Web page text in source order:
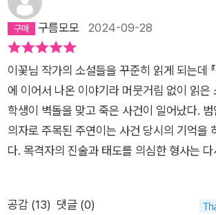
구름모모 2024-09-28
이꽃님 작가의 소설들을 꾸준히 읽게 되는데
에 이어서 나온 이야기라 머뭇거림 없이 읽은
학생이 벽돌을 맞고 죽은 사건이 일어났다.
의자로 주목된 주연이는 사건 당시의 기억을
다. 목격자의 진술과 태도를 의심한 형사는 다
내게 된다. ​​주연의 아버지는 과잉수사라고 소
만 사회는 무죄인 주연을 여전히 죄인 취급하
공감 (13) 댓글 (0)